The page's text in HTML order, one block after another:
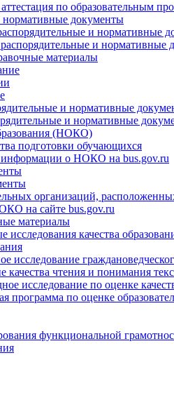
аттестация по образовательным
нормативные документы
и нормативные
и нормативные
материалы
и нормативные
и нормативные
(НОКО)
подготовки обучающихся
о НОКО на bus.gov.ru
организаций,
на сайте bus.gov.ru
материалы
качества
исследование
качества чтения и понимания
исследование по оценке
программа по оценке
функциональной